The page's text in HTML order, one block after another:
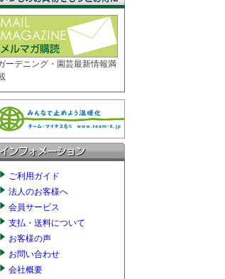
ーデニング・園芸最新情報満
ご利用ガイド
法人のお客様へ
会員サービス
支払・送料について
お客様の声
お問い合わせ
会社概要